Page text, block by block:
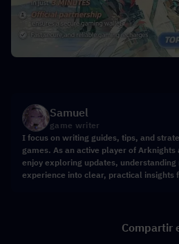
Samuel
game writer
I focus on writing guides, tips, and
games. As an active player of Arknights
enjoy exploring updates,
experience into clear, practical insights
Compartir